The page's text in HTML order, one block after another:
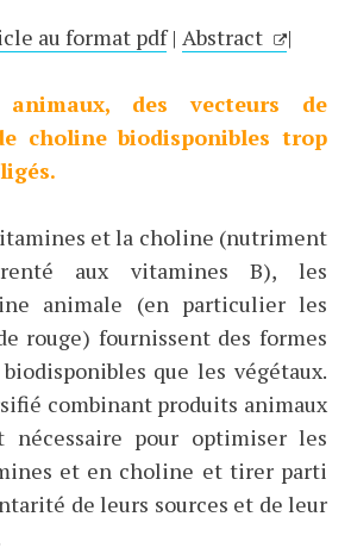
au format pdf| Abstract |
des vecteurs de
choline biodisponibles trop
et la choline (nutriment
aux vitamines B), les
animale (en particulier les
rouge) fournissent des formes
que les végétaux.
combinant produits animaux
nécessaire pour optimiser les
et en choline et tirer parti
de leurs sources et de leur